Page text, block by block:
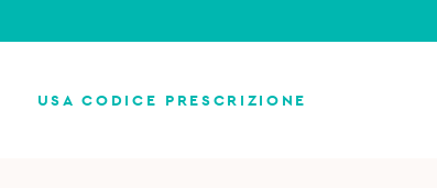
USA CODICE PRESCRIZIONE